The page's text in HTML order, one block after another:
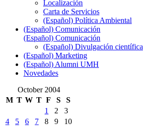
Localización
Carta de Servicios
(Español) Política Ambiental
(Español) Comunicación
(Español) Comunicación
(Español) Divulgación científica
(Español) Marketing
(Español) Alumni UMH
Novedades
October 2004
M T W T F S
S
1
2
3
4
5 6 7 8 9
10